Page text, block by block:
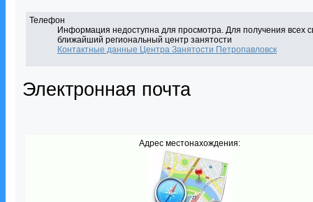
Телефон
Информация недоступна для просмотра. Для получения всех
ближайший региональный центр занятости
Контактные данные Центра Занятости Петропавловск
Электронная почта
Адрес местонахождения: